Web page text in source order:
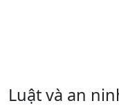
Luật và an